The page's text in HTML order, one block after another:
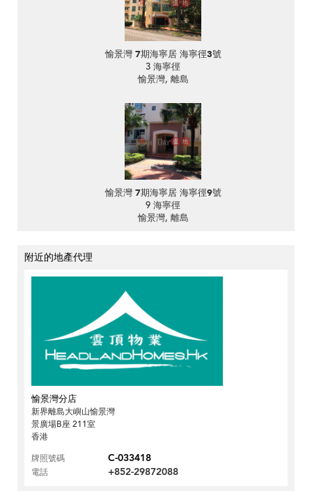
愉景灣 7期海寧居 海寧徑3號
3 海寧徑
愉景灣, 離島
愉景灣 7期海寧居 海寧徑9號
9 海寧徑
愉景灣, 離島
附近的地產代理
愉景灣分店
新界離島大嶼山愉景灣
景廣場B座 211室
香港
牌照號碼
C-033418
電話 +852-29872088